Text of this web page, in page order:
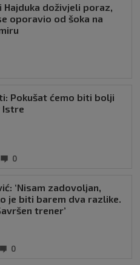
Hajduka doživjeli poraz,
oporavio od šoka na
Pokušat ćemo biti bolji
0
‘Nisam zadovoljan,
je biti barem dva razlike.
trener’
0